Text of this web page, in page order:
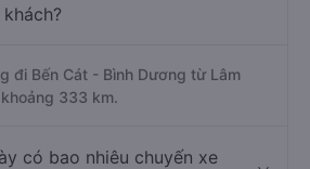
đi Bến Cát - Bình Dương từ Lâm
333 km.
có bao nhiêu chuyến xe